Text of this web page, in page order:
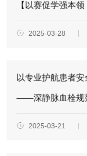
2025-03-28
以专业护航患者
——深静脉血栓规范
2025-03-21